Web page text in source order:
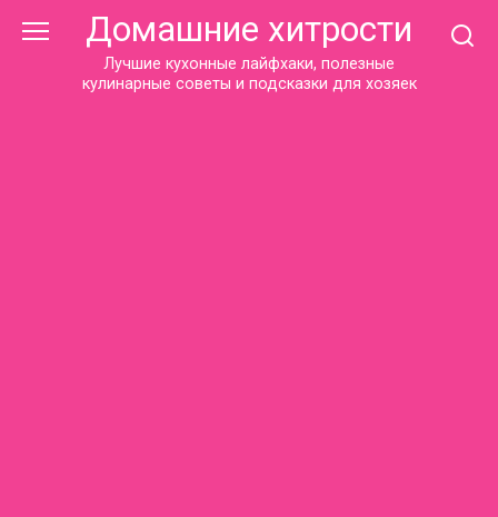
Домашние хитрости
Лучшие кухонные лайфхаки, полезные
кулинарные советы и подсказки для хозяек